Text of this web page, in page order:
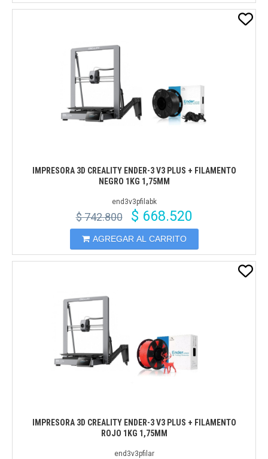
IMPRESORA 3D CREALITY ENDER-3 V3 PLUS + FILAMENTO
NEGRO 1KG 1,75MM
end3v3pfilabk
$ 742.800 $ 668.520
AGREGAR AL CARRITO
IMPRESORA 3D CREALITY ENDER-3 V3 PLUS + FILAMENTO
ROJO 1KG 1,75MM
end3v3pfilar